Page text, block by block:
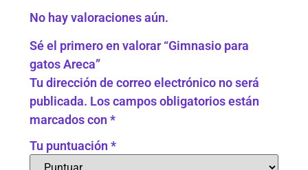
No hay valoraciones aún.
Sé el primero en valorar “Gimnasio para
gatos Areca”
Tu dirección de correo electrónico no será
publicada. Los campos obligatorios están
marcados con*
Tu puntuación*